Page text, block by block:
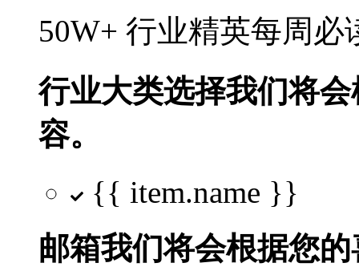
50W+ 行业精英每周
行业大类选择我们将
容。
{{ item.name }}
邮箱我们将会根据您